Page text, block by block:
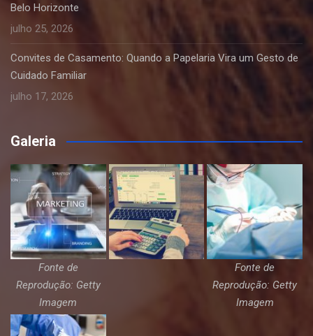
Belo Horizonte
julho 25, 2026
Convites de Casamento: Quando a Papelaria Vira um Gesto de
Cuidado Familiar
julho 17, 2026
Galeria
Fonte de
Reprodução: Getty
Imagem
Fonte de
Reprodução: Getty
Imagem